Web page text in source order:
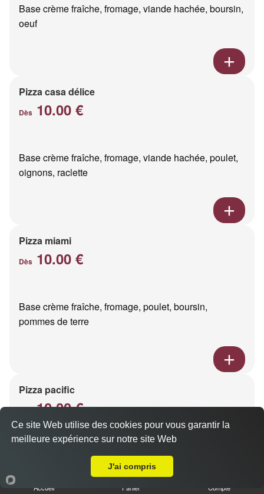
Base crème fraîche, fromage, viande hachée, boursin,
oeuf
Pizza casa délice
Dès 10.00 €
Base crème fraîche, fromage, viande hachée, poulet,
oignons, raclette
Pizza miami
Dès 10.00 €
Base crème fraîche, fromage, poulet, boursin,
pommes de terre
Pizza pacific
Dès10.00 €
Base crème fraîche, fromage, saumon fumé
Accueil Panier Compte
Ce site Web utilise des cookies pour vous garantir la
meilleure expérience sur notre site Web
J'ai compris